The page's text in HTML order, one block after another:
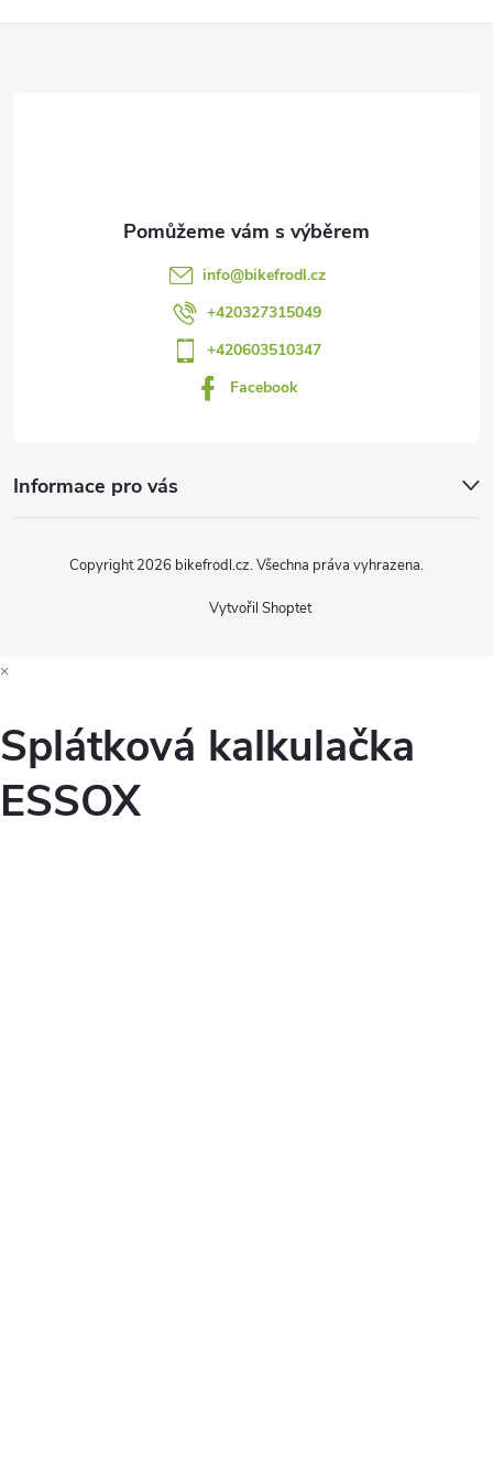
info@bikefrodl.cz
+420327315049
+420603510347
Facebook
Informace pro vás
Vytvořil Shoptet
Copyright 2026 bikefrodl.cz. Všechna práva vyhrazena.
×
Splátková kalkulačka
ESSOX